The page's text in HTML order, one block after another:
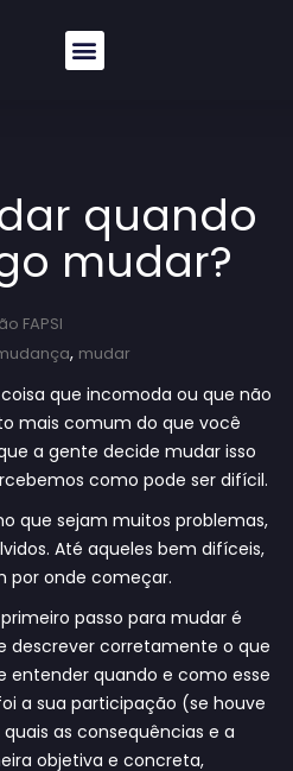
quando
mudar?
FAPSI
, mudar
que incomoda ou que não
mais comum do que você
a gente decide mudar isso
como pode ser difícil.
que sejam muitos problemas,
Até aqueles bem difíceis,
por onde começar.
passo para mudar é
descrever corretamente o que
entender quando e como esse
a sua participação (se houve
as consequências e a
objetiva e concreta,